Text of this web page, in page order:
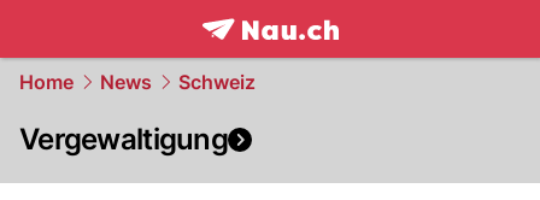
frontpage.NAU.ch
Home News Schweiz
Vergewaltigung